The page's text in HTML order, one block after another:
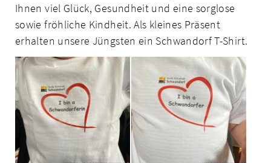
Ihnen viel Glück, Gesund­heit und eine sorglose
sowie fröhliche Kindheit. Als kleines Präsent
erhalten unsere Jüngsten ein Schwandorf T-Shirt.